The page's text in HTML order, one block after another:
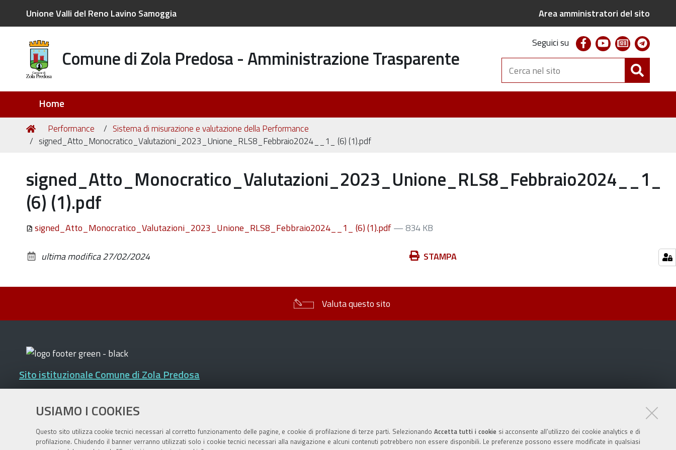
USIAMO I COOKIES
Questo sito utilizza cookie tecnici necessari al corretto funzionamento delle pagine, e cookie di profilazione di terze parti. Selezionando Accetta tutti i cookiesi acconsente all’utilizzo dei cookie analytics e di
profilazione. Chiudendo il banner verranno utilizzati solo i cookie tecnici necessari alla navigazione e alcuni contenuti potrebbero non essere disponibili. Le preferenze possono essere modificate in qualsiasi
Unione Valli del Reno Lavino Samoggia Area amministratori del sito
Comune di Zola Predosa - Amministrazione Trasparente
Seguici su facebookyoutubenewsletter
Cerca
nel
sito
Home
Tu
sei
Home
Performance
Sistema di misurazione e valutazione della Performance
signed_Atto_Monocratico_Valutazioni_2023_Unione_RLS8_Febbraio2024__1_ (6) (1).pdf
signed_Atto_Monocratico_Valutazioni_2023_Unione_RLS8_Febbraio2024__1_
(6) (1).pdf
signed_Atto_Monocratico_Valutazioni_2023_Unione_RLS8_Febbraio2024__1_ (6) (1).pdf— 834 KB
Azioni STAMPA
ultima modifica27/02/2024
Valuta questo sito
Sito istituzionale Comune di Zola Predosa
Privacy policy| DPO|Accessibilità